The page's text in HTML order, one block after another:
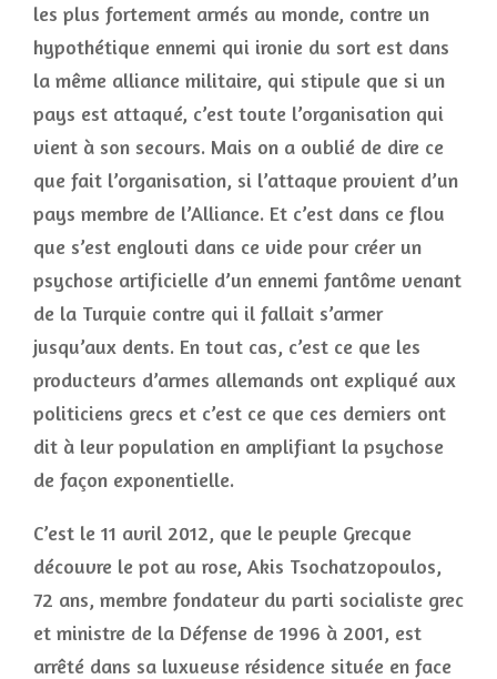
les plus fortement armés au monde, contre un
hypothétique ennemi qui ironie du sort est dans
la même alliance militaire, qui stipule que si un
pays est attaqué, c’est toute l’organisation qui
vient à son secours. Mais on a oublié de dire ce
que fait l’organisation, si l’attaque provient d’un
pays membre de l’Alliance. Et c’est dans ce flou
que s’est englouti dans ce vide pour créer un
psychose artificielle d’un ennemi fantôme venant
de la Turquie contre qui il fallait s’armer
jusqu’aux dents. En tout cas, c’est ce que les
producteurs d’armes allemands ont expliqué aux
politiciens grecs et c’est ce que ces derniers ont
dit à leur population en amplifiant la psychose
de façon exponentielle.
C’est le 11 avril 2012, que le peuple Grecque
découvre le pot au rose, Akis Tsochatzopoulos,
72 ans, membre fondateur du parti socialiste grec
et ministre de la Défense de 1996 à 2001, est
arrêté dans sa luxueuse résidence située en face